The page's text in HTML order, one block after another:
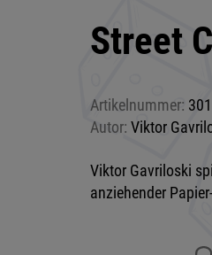
Street
Artikelnummer:
Autor: Viktor
Viktor Gavriloski
anziehender